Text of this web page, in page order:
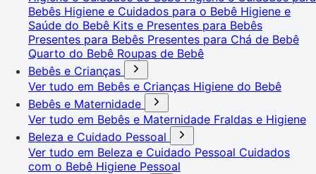
Bebês Higiene e Cuidados para o Bebê Higiene e
Saúde do Bebê Kits e Presentes para Bebês
Presentes para Bebês Presentes para Chá de Bebê
Quarto do Bebê Roupas de Bebê
Bebês e Crianças
Ver tudo em Bebês e Crianças Higiene do Bebê
Bebês e Maternidade
Ver tudo em Bebês e Maternidade Fraldas e Higiene
Beleza e Cuidado Pessoal
Ver tudo em Beleza e Cuidado Pessoal Cuidados
com o Bebê Higiene Pessoal